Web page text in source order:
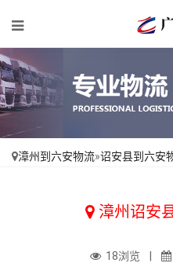
漳州到六安物流»诏安县到六安
漳州诏安
18浏览 |